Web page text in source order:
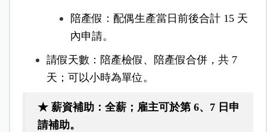
陪產假：配偶生產當日前後合計 15 天
內申請。
請假天數：陪產檢假、陪產假合併，共 7
天；可以小時為單位。
★ 薪資補助：全薪；雇主可於第 6、7 日申
請補助。